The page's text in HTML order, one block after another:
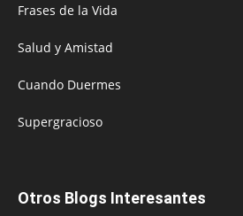
Frases de la Vida
Salud y Amistad
Cuando Duermes
Supergracioso
Otros Blogs Interesantes